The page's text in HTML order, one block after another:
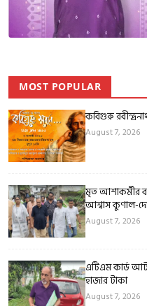
MOST POPULAR
কবিগুরু
August 7, 2026
মৃত আশাকর্মীর
আশ্বাস কুণাল-
August 7, 2026
এটিএম কার্ড
হাজার টাকা
August 7, 2026